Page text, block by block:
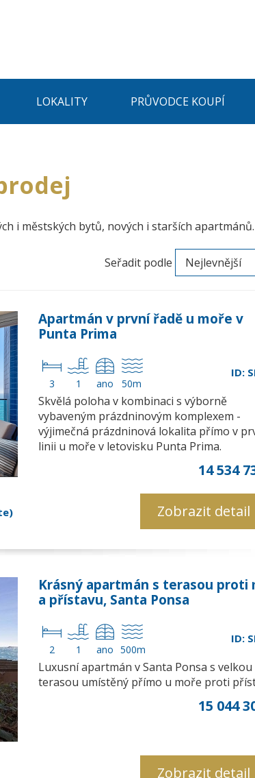
LOKALITY PRŮVODCE KOUPÍ
i městských bytů, nových i starších apartmánů.
Seřadit podle
Apartmán v první řadě u moře v
Punta Prima
3 1 ano 50m
ID:
Skvělá poloha v kombinaci s výborně
vybaveným prázdninovým komplexem -
výjimečná prázdninová lokalita přímo v
linii u moře v letovisku Punta Prima.
14 534
Zobrazit detail
Krásný apartmán s terasou proti
a přístavu, Santa Ponsa
2 1 ano 500m
ID:
Luxusní apartmán v Santa Ponsa s velkou
terasou umístěný přímo u moře proti
15 044
Zobrazit detail